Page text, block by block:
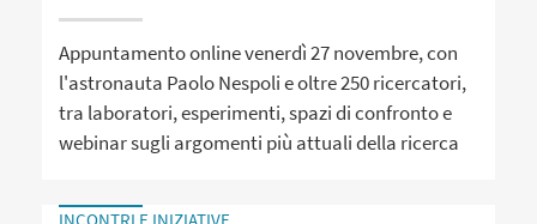
Appuntamento online venerdì 27 novembre, con
l'astronauta Paolo Nespoli e oltre 250 ricercatori,
tra laboratori, esperimenti, spazi di confronto e
webinar sugli argomenti più attuali della ricerca